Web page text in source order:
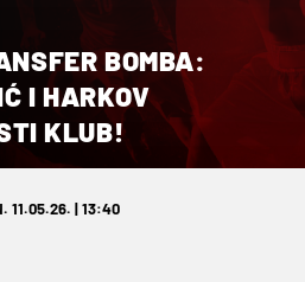
BOMBA:
I HARKOV
KLUB!
11.05.26. | 13:40